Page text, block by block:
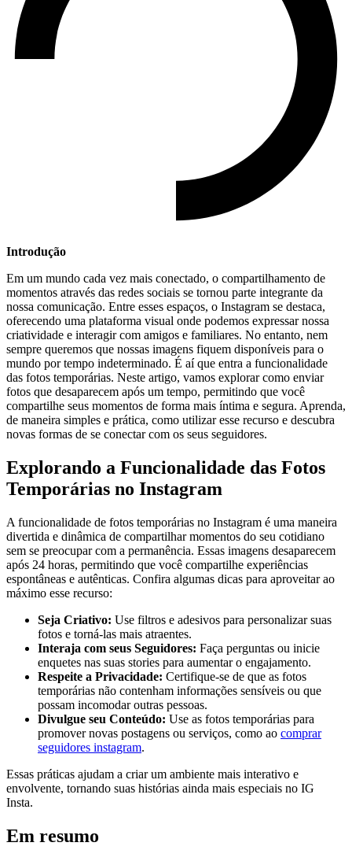
Introdução
Em um mundo ⁤cada vez mais conectado, o compartilhamento de
‍momentos através das redes sociais se tornou parte integrante da
nossa comunicação. Entre esses espaços, o Instagram se destaca,
oferecendo⁤ uma⁢ plataforma visual onde podemos expressar nossa
criatividade e interagir com amigos e ‌familiares. No entanto, nem
sempre queremos que‌ nossas imagens fiquem‌ disponíveis para o
mundo por tempo indeterminado. É aí que entra a funcionalidade
das fotos temporárias. Neste artigo,‌ vamos explorar como enviar
fotos que desaparecem após um tempo, permitindo que você
⁣compartilhe seus‍ momentos de forma mais íntima e segura. Aprenda,
de maneira simples e ⁢prática, como utilizar esse recurso e descubra
novas‍ formas de se conectar com os seus seguidores.
Explorando a Funcionalidade das Fotos
Temporárias no Instagram
A funcionalidade⁤ de fotos temporárias no Instagram é uma maneira
divertida e dinâmica de compartilhar ⁤momentos do seu cotidiano
sem se preocupar‍ com a permanência. Essas imagens desaparecem
após 24 horas, permitindo⁤ que você compartilhe experiências
espontâneas e autênticas.⁣ Confira algumas dicas para aproveitar ao
máximo esse recurso:
Seja Criativo: Use filtros e adesivos para personalizar suas
⁤fotos e torná-las mais atraentes.
Interaja com seus Seguidores: Faça perguntas ou inicie
enquetes‌ nas suas stories para aumentar​ o engajamento.
Respeite a Privacidade: Certifique-se de que as fotos
temporárias não contenham informações sensíveis ou que
possam incomodar outras pessoas.
Divulgue seu Conteúdo: Use as fotos temporárias para
promover‍ novas postagens ou serviços, como ao comprar
seguidores instagram.
Essas práticas ajudam a criar um ambiente mais interativo e
‍envolvente, tornando suas histórias ainda mais especiais no​ IG
Insta.
Em resumo